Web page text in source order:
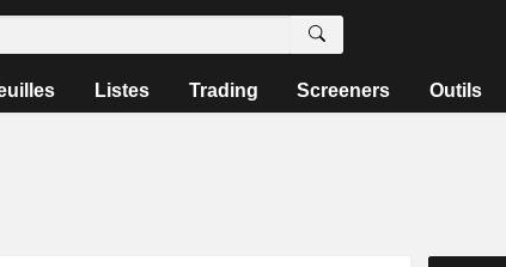
Listes Trading Screeners Outils